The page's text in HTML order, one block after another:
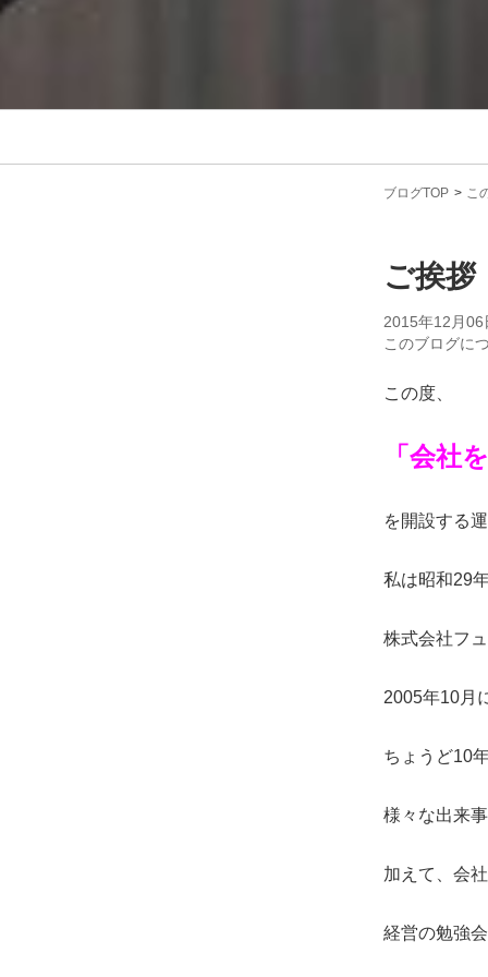
ブログTOP こ
ご挨拶
2015年12月06
このブログに
この度、
「会社
を開設する
私は昭和29
株式会社フ
2005年10月
ちょうど10
様々な出来
加えて、会
経営の勉強